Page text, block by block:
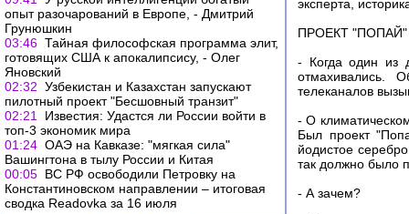
опыт разочарований в Европе, - Дмитрий
Грунюшкин
03:46 Тайная философская программа элит,
готовящих США к апокалипсису, - Олег
Яновский
02:32 Узбекистан и Казахстан запускают
пилотный проект "Бесшовный транзит"
02:21
Известия: Удастся ли России войти в
топ-3 экономик мира
01:24 ОАЭ на Кавказе: "мягкая сила"
Вашингтона в тылу России и Китая
00:05 ВС РФ освободили Петровку на
Константиновском направлении – итоговая
сводка Readovka за 16 июля
эксперта,
ПРОЕКТ "ПОПАЙ"
- Когда один из
отмахивались.
телеканалов
- О
Был проект
йодистое
так должно было
- А зачем?